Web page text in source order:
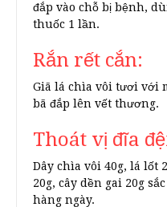
đắp vào chỗ bị bệnh,
thuốc 1 lần.
Rắn rết cắn:
Giã lá chìa vôi tươi với
bã đắp lên vết thương.
​Thoát vị đĩa
Dây chìa vôi 40g, lá lốt
20g, cây dền gai 20g
hàng ngày.